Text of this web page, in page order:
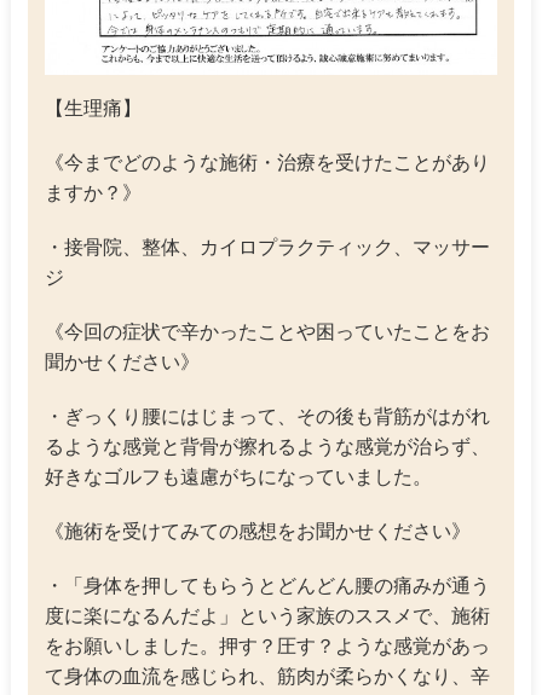
【生理痛】
《今までどのような施術・治療を受けたことがあり
ますか？》
・接骨院、整体、カイロプラクティック、マッサー
ジ
《今回の症状で辛かったことや困っていたことをお
聞かせください》
・ぎっくり腰にはじまって、その後も背筋がはがれ
るような感覚と背骨が擦れるような感覚が治らず、
好きなゴルフも遠慮がちになっていました。
《施術を受けてみての感想をお聞かせください》
・「身体を押してもらうとどんどん腰の痛みが通う
度に楽になるんだよ」という家族のススメで、施術
をお願いしました。押す？圧す？ような感覚があっ
て身体の血流を感じられ、筋肉が柔らかくなり、辛